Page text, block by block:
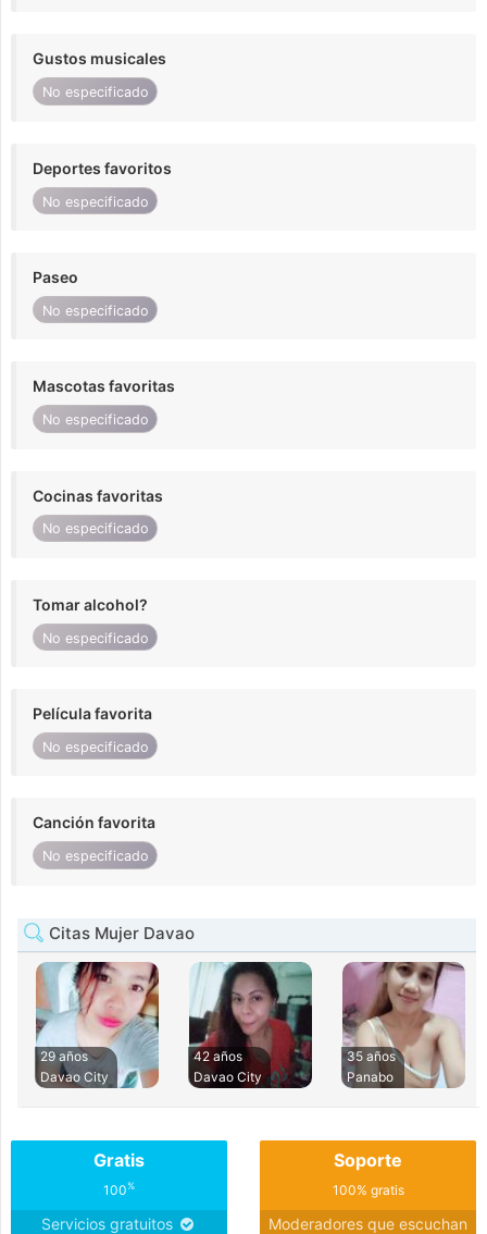
Gustos musicales
No especificado
Deportes favoritos
No especificado
Paseo
No especificado
Mascotas favoritas
No especificado
Cocinas favoritas
No especificado
Tomar alcohol?
No especificado
Película favorita
No especificado
Canción favorita
No especificado
Citas Mujer Davao
29 años
Davao City
42 años
Davao City
35 años
Panabo
Gratis
100%
Servicios gratuitos
Soporte
100% gratis
Moderadores que escuchan